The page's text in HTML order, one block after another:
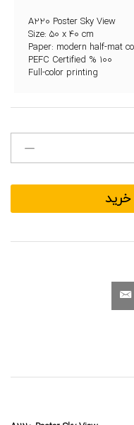
A220 Poster Sky View
Size: 50 x 40 cm
Paper: modern half-mat
100 % PEFC Certified
Full-color printing